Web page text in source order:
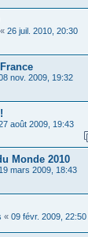
« 26 juil. 2010, 20:30
nov. 2009, 19:32
août 2009, 19:43
Monde 2010
19 mars 2009, 18:43
« 09 févr. 2009, 22:50